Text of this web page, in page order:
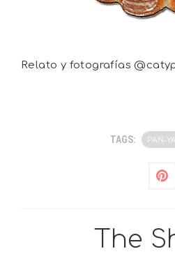
Relato y fotografías
TAGS: PAN-
The